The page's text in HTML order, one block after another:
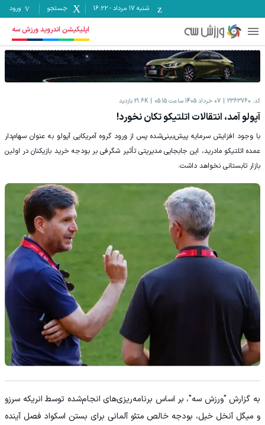
شنبه ۱۷ مرداد -
16:22 جستجو ورود
اپلیکیشن اندروید ورزش سه
کد: 2363760 07 خرداد 1405 ساعت 05:15 21.6K بازدید
آپولو آمد، انتقالات اتلتیکو تکان نخورد!
با وجود افزایش سرمایه پیش‌بینی‌شده پس از ورود گروه آمریکایی آپولو به عنوان سهام‌دار
عمده اتلتیکو مادرید، این جابجایی مدیریتی تأثیر شگرفی بر بودجه خرید بازیکنان در اولین
بازار تابستانی نخواهد داشت.
به گزارش "ورزش سه"، بر اساس برنامه‌ریزی‌های انجام‌شده توسط انریکه سرزو
و میگل آنخل خیل، بودجه خالص متئو آلمانی برای بستن اسکواد فصل آینده